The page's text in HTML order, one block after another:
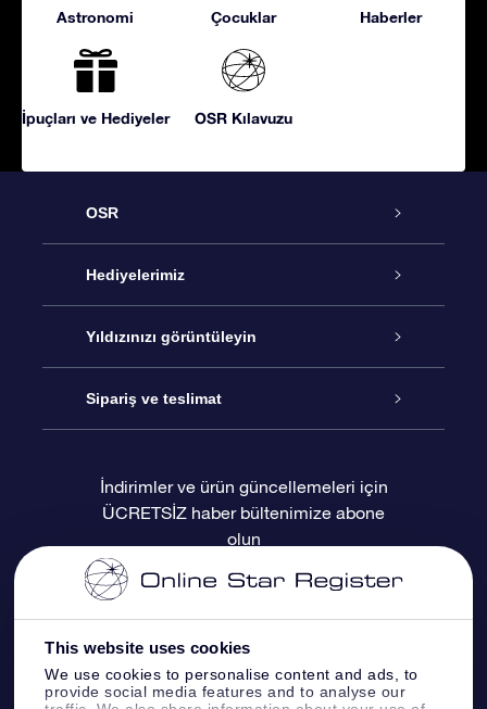
This website uses cookies
We use cookies to personalise content and ads, to
provide social media features and to analyse our
Astronomi Çocuklar Haberler
İpuçları ve Hediyeler OSR Kılavuzu
OSR
Hizmet
İletişim
Blogu
Değerlendirmeler
Hediyelerimiz
Çevrimiçi Yıldız Hediyesi
OSR Hediye Paketi
OSR Hediye Kartı
Kurumsal hediyeler
Yıldızınızı görüntüleyin
Star Register
Kişiselleştirilmiş Yıldız Sayfası
Bir Milyon Yıldız
OSR Starsaver
Fly me to the stars VR sanal gerçeklik
Sipariş ve teslimat
Ödeme bilgileri
Sevkiyat bilgileri
İade Politikası
Takımyıldızı
İndirimler ve ürün güncellemeleri için
ÜCRETSİZ haber bültenimize abone
olun